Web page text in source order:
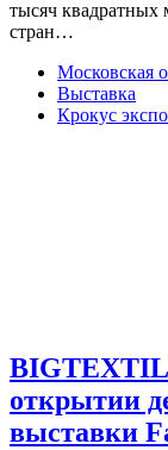
тысяч квадратных
стран…
Московская
Выставка
Крокус экспо
открытии
выставки